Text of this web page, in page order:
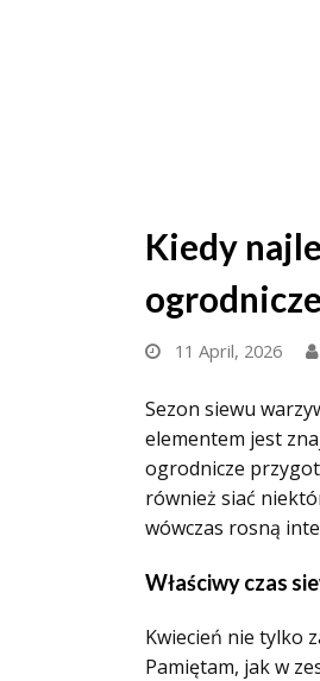
Kiedy
ogrodnicze
11 April, 2026
Sezon siewu
elementem jest
ogrodnicze
również siać
wówczas rosną
Właściwy czas
Kwiecień nie tylko
Pamiętam, jak w